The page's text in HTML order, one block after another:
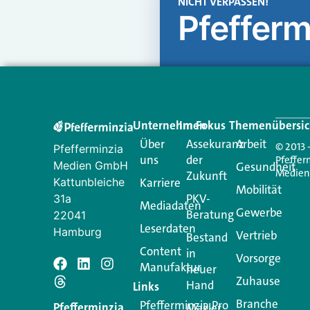
Schreiben
Ihre E-Mail-Adresse wird
Pfefferminzia
Medien GmbH
Kattunbleiche
31a
22041
Hamburg
Unternehmen
Über
uns
Karriere
Mediadaten
Leserdaten
Content
Manufaktur
Links
Pfefferminzia.Pro
Im Fokus
Assekuranz
der
Zukunft
PKV-
Beratung
Bestand
in
neuer
Hand
Arbeit
Gesundheit
Mobilität
Gewerbe
Vertrieb
Vorsorge
Zuhause
Branche
© 2013